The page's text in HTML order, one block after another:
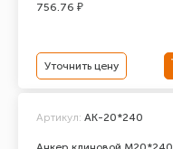
756.76 ₽
Уточнить цену
Артикул: АК-20*240